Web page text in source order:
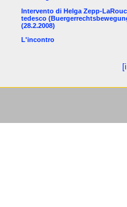
Intervento di Helga Zepp-
tedesco
(28.2.2008)
L'incontro